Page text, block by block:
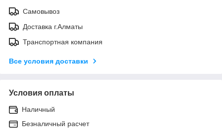
Самовывоз
Доставка г.Алматы
Транспортная компания
Все условия доставки
Условия оплаты
Наличный
Безналичный расчет